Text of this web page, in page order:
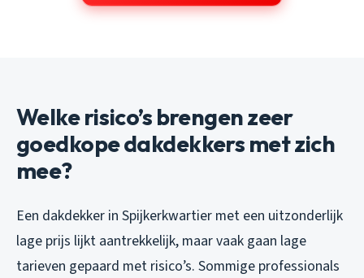
Welke risico’s brengen zeer
goedkope dakdekkers met zich
mee?
Een dakdekker in Spijkerkwartier met een uitzonderlijk
lage prijs lijkt aantrekkelijk, maar vaak gaan lage
tarieven gepaard met risico’s. Sommige professionals